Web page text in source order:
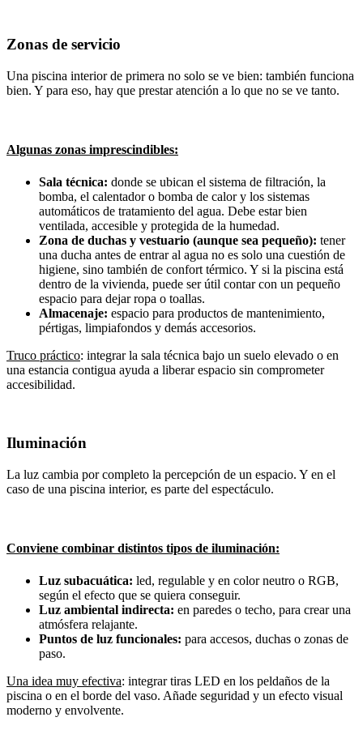
Zonas de servicio
Una piscina interior de primera no solo se ve bien: también funciona
bien. Y para eso, hay que prestar atención a lo que no se ve tanto.
Algunas zonas imprescindibles:
Sala técnica: donde se ubican el sistema de filtración, la
bomba, el calentador o bomba de calor y los sistemas
automáticos de tratamiento del agua. Debe estar bien
ventilada, accesible y protegida de la humedad.
Zona de duchas y vestuario (aunque sea pequeño): tener
una ducha antes de entrar al agua no es solo una cuestión de
higiene, sino también de confort térmico. Y si la piscina está
dentro de la vivienda, puede ser útil contar con un pequeño
espacio para dejar ropa o toallas.
Almacenaje: espacio para productos de mantenimiento,
pértigas, limpiafondos y demás accesorios.
Truco práctico: integrar la sala técnica bajo un suelo elevado o en
una estancia contigua ayuda a liberar espacio sin comprometer
accesibilidad.
Iluminación
La luz cambia por completo la percepción de un espacio. Y en el
caso de una piscina interior, es parte del espectáculo.
Conviene combinar distintos tipos de iluminación:
Luz subacuática: led, regulable y en color neutro o RGB,
según el efecto que se quiera conseguir.
Luz ambiental indirecta: en paredes o techo, para crear una
atmósfera relajante.
Puntos de luz funcionales: para accesos, duchas o zonas de
paso.
Una idea muy efectiva: integrar tiras LED en los peldaños de la
piscina o en el borde del vaso. Añade seguridad y un efecto visual
moderno y envolvente.